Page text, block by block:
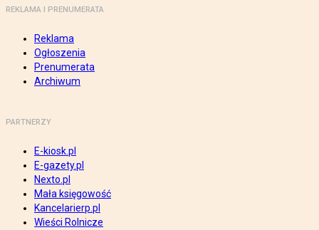
REKLAMA I PRENUMERATA
Reklama
Ogłoszenia
Prenumerata
Archiwum
PARTNERZY
E-kiosk.pl
E-gazety.pl
Nexto.pl
Mała księgowość
Kancelarierp.pl
Wieści Rolnicze